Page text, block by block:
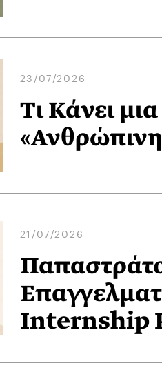
23/07/2026
Τι Κάνει
21/07/2026
Internship